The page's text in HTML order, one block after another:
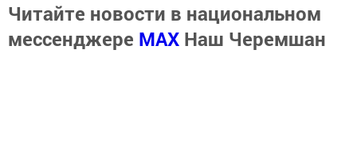
Читайте новости в национальном
мессенджере MАХ Наш Черемшан